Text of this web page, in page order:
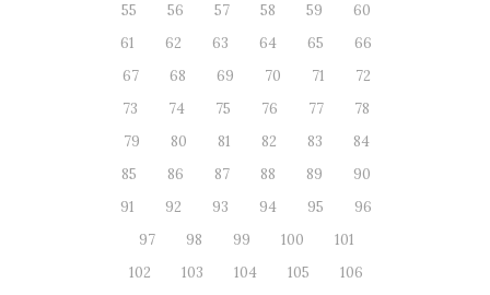
55
56 57 58 59
60
61
62 63 64 65
66
67
68 69 70 71
72
73
74 75 76 77
78
79
80 81 82 83
84
85
86 87 88 89
90
91
92 93 94 95
96
97
98 99 100
101
102
103 104 105
106